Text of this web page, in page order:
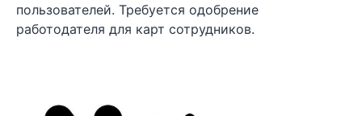
пользователей. Требуется одобрение
работодателя для карт сотрудников.